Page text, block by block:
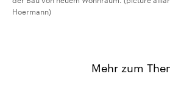
Hoermann)
Mehr zum